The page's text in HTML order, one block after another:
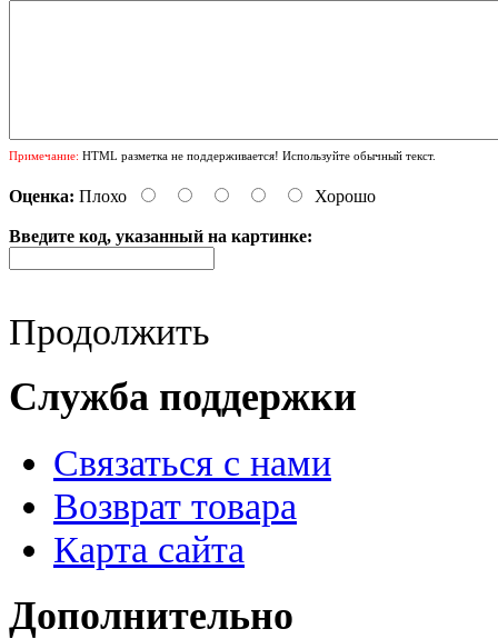
Примечание: HTML разметка не поддерживается! Используйте обычный текст.
Оценка: Плохо Хорошо
Введите код, указанный на картинке:
Продолжить
Служба поддержки
Связаться с нами
Возврат товара
Карта сайта
Дополнительно